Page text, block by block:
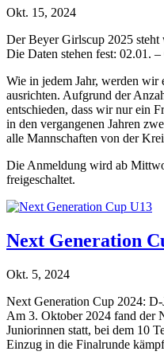
Okt. 15, 2024
Der Beyer Girlscup 2025 steht
Die Daten stehen fest: 02.01.
Wie in jedem Jahr, werden wir
ausrichten. Aufgrund der
entschieden, dass wir nur ein
in den vergangenen Jahren
alle Mannschaften von der
Die Anmeldung wird ab
freigeschaltet.
Next Generation
Okt. 5, 2024
Next Generation Cup 2024:
Am 3. Oktober 2024 fand der
Juniorinnen statt, bei dem 10
Einzug in die Finalrunde